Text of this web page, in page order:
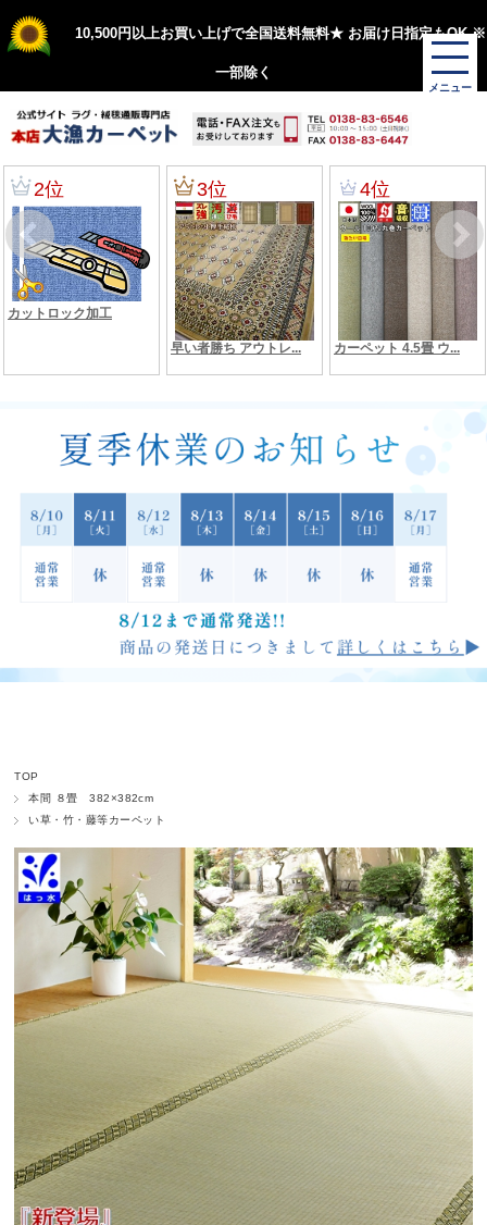
10,500円以上お買い上げで全国送料無料★ お届け日指定もOK ※
一部除く
TOP
本間 ８畳 382×382cm
い草・竹・藤等カーペット